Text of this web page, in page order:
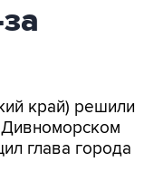
край) решили
Дивноморском
глава города